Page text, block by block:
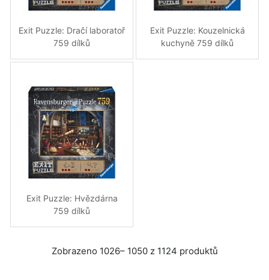
Exit Puzzle: Dračí laboratoř
759 dílků
Exit Puzzle: Kouzelnická
kuchyně 759 dílků
Exit Puzzle: Hvězdárna
759 dílků
Zobrazeno 1026– 1050 z 1124 produktů